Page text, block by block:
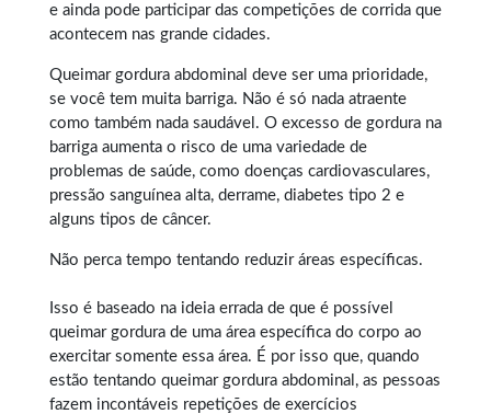
e ainda pode participar das competições de corrida que
acontecem nas grande cidades.
Queimar gordura abdominal deve ser uma prioridade,
se você tem muita barriga. Não é só nada atraente
como também nada saudável. O excesso de gordura na
barriga aumenta o risco de uma variedade de
problemas de saúde, como doenças cardiovasculares,
pressão sanguínea alta, derrame, diabetes tipo 2 e
alguns tipos de câncer.
Não perca tempo tentando reduzir áreas específicas.
Isso é baseado na ideia errada de que é possível
queimar gordura de uma área específica do corpo ao
exercitar somente essa área. É por isso que, quando
estão tentando queimar gordura abdominal, as pessoas
fazem incontáveis repetições de exercícios